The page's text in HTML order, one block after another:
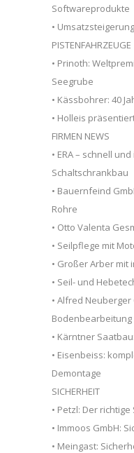
Softwareprodukte
•
PISTENFAHRZEUGE
• Prinoth:
Seegrube
• Kässbohrer: 40
• Holleis
FIRMEN NEWS
• ERA – schnell
Schaltschrankbau
• Bauernfeind
Rohre
• Otto Valenta
• Seilpflege mit
• Großer Arber mit
• Seil- und
• Alfred
Bodenbearbeitung
• Kärntner
• Eisenbeiss:
Demontage
SICHERHEIT
• Petzl: Der
• Immoos GmbH:
• Meingast: